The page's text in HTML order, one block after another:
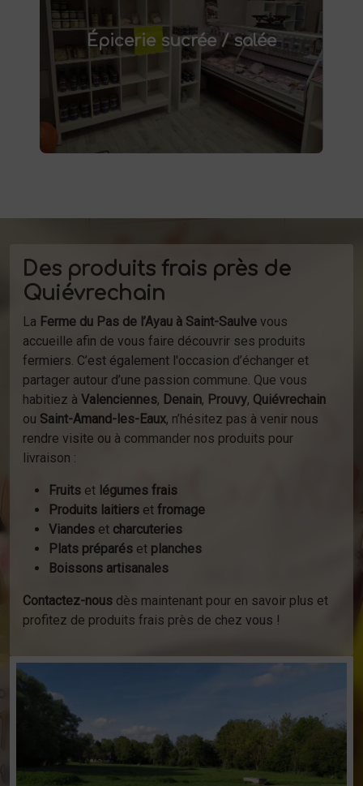
Épicerie sucrée / salée
Découvrez notre
épicerie sucrée et salée à
Saint-Saulve
. Confitures artisanales,
conserves maison, plats préparés et bien
d'autres produits fermiers vous attendent.
Profitez de la vente directe de
produits
d'épicerie
à la ferme ou de notre service de
livraison.
Des produits frais près de
Quiévrechain
La Ferme du Pas de l’Ayau à Saint-Saulve vous
accueille afin de vous faire découvrir ses produits
fermiers. C’est également l'occasion d’échanger et
partager autour d’une passion commune. Que vous
habitiez à Valenciennes, Denain, Prouvy, Quiévrechain
ou Saint-Amand-les-Eaux, n’hésitez pas à venir nous
rendre visite ou à commander nos produits pour
livraison :
Fruits et légumes frais
Produits laitiers et fromage
Viandes et charcuteries
Plats préparés et planches
Boissons artisanales
Contactez-nous dès maintenant pour en savoir plus et
profitez de produits frais près de chez vous !